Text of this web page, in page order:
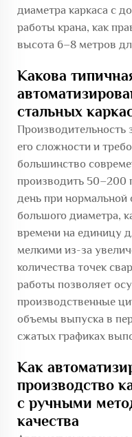
диаметра каркаса с
работы крана, как
высота 6–8 метров
Какова
стальных
Производительность
его сложности и
большинство
производить 50–200
день при нормальной
большого диаметра,
времени на единицу
мелкими из-за
количества точек
работы позволяет
производственные
объемы выпуска в
сжатых графиках
Как
производство
с ручными
качества